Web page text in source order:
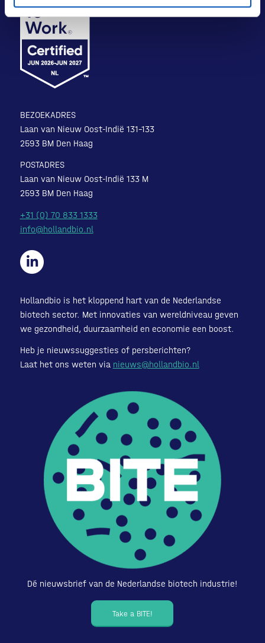
BEZOEKADRES
Laan van Nieuw Oost-Indië 131-133
2593 BM Den Haag
POSTADRES
Laan van Nieuw Oost-Indië 133 M
2593 BM Den Haag
+31 (0) 70 833 1333
info@hollandbio.nl
Hollandbio is het kloppend hart van de Nederlandse
biotech sector. Met innovaties van wereldniveau geven
we gezondheid, duurzaamheid en economie een boost.
Heb je nieuwssuggesties of persberichten?
Laat het ons weten via nieuws@hollandbio.nl
Dé nieuwsbrief van de Nederlandse biotech industrie!
Take a BITE!